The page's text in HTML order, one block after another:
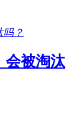
会被淘汰